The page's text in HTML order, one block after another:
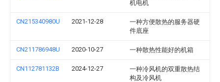
机电机
CN215340980U 2021-12-28
一种方便散热的服务器硬
件底座
CN211786948U 2020-10-27 一种散热性能好的机箱
CN112781132B 2024-12-27
一种冷风机的双重散热结
构及冷风机